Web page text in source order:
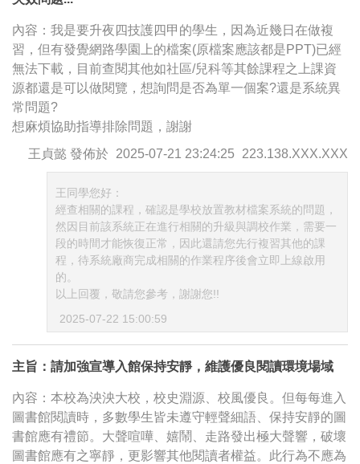
內容：我是要升夜四技護四甲的學生，因為近幾日在做複
習，但有發覺網路學園上的檔案(原檔案應該都是PPT)已經
無法下載，目前查閱其他如社區/兒科等其餘課程之上課資
源都還是可以做閱覽，想詢問是否為單一個案?還是系統異
常問題?
想麻煩協助指導排除問題，謝謝
王貞懿 發佈於 2025-07-21 23:24:25 223.138.XXX.XXX
王同學您好：
經查相關的課程，確認是學校放置教材檔案系統的問題，
然因目前該系統正在進行相關的升級與調校作業，需要一
段的時間才能恢復正常，因此還請您先行複習其他的課
程，待系統廠商完成相關的作業程序後會立即上線啟用
的。
以上回覆，敬請您參考，謝謝您!!
2025-07-22 15:00:59
主旨：請加強宣導入館保持安靜，維護優良閱讀環境場域
內容：本校為泱泱大校，校史淵源、校風優良。但每每進入
圖書館閱讀時，多數學生皆未遵守輕聲細語、保持安靜的圖
書館應有禮節。大聲喧嘩、嬉鬧、走路發出極大聲響，破壞
圖書館應有之寧靜，更影響其他閱讀者權益。此行為不應為